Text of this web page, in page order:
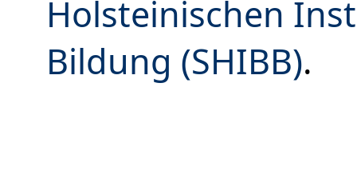
Holsteinischen
Bildung (SHIBB).